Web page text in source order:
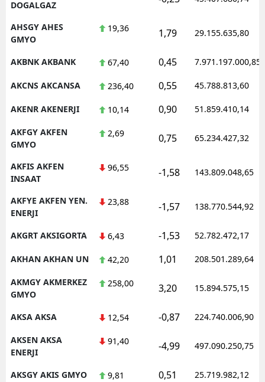
DOGALGAZ
AHSGY AHES
GMYO
19,36 1,79 29.155.635,80
AKBNK AKBANK 67,40 0,45 7.971.197.000,85
AKCNS AKCANSA 236,40 0,55 45.788.813,60
AKENR AKENERJI 10,14 0,90 51.859.410,14
AKFGY AKFEN
GMYO
2,69 0,75 65.234.427,32
AKFIS AKFEN
INSAAT
96,55 -1,58 143.809.048,65
AKFYE AKFEN YEN.
ENERJI
23,88 -1,57 138.770.544,92
AKGRT AKSIGORTA 6,43 -1,53 52.782.472,17
AKHAN AKHAN UN 42,20 1,01 208.501.289,64
AKMGY AKMERKEZ
GMYO
258,00 3,20 15.894.575,15
AKSA AKSA 12,54 -0,87 224.740.006,90
AKSEN AKSA
ENERJI
91,40 -4,99 497.090.250,75
AKSGY AKIS GMYO 9,81 0,51 25.719.982,12